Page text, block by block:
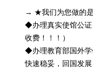
→ ★我们为您做的是
◆办理真实使馆公证
收费！！！）
◆办理教育部国外学
快速稳妥，回国发